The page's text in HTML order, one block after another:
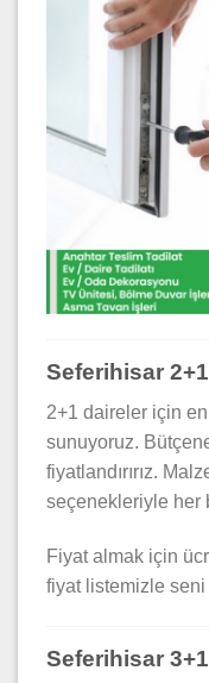
Seferihisar
2+1 daireler için
sunuyoruz.
fiyatlandırırız.
seçenekleriyle her
Fiyat almak için
fiyat listemizle
Seferihisar